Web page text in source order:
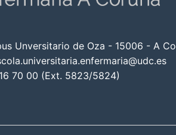
Unversitario de Oza - 15006 - A
70 00 (Ext. 5823/5824)